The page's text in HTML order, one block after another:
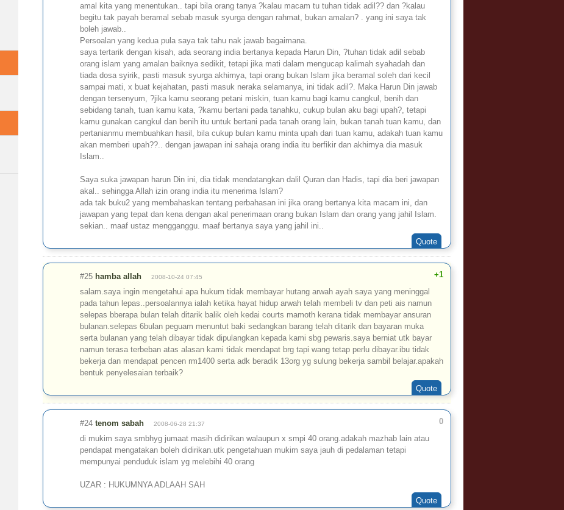
amal kita yang menentukan.. tapi bila orang tanya ?kalau macam tu tuhan tidak adil?? dan ?kalau
begitu tak payah beramal sebab masuk syurga dengan rahmat, bukan amalan? . yang ini saya tak
boleh jawab..
Persoalan yang kedua pula saya tak tahu nak jawab bagaimana.
saya tertarik dengan kisah, ada seorang india bertanya kepada Harun Din, ?tuhan tidak adil sebab
orang islam yang amalan baiknya sedikit, tetapi jika mati dalam mengucap kalimah syahadah dan
tiada dosa syirik, pasti masuk syurga akhirnya, tapi orang bukan Islam jika beramal soleh dari kecil
sampai mati, x buat kejahatan, pasti masuk neraka selamanya, ini tidak adil?. Maka Harun Din jawab
dengan tersenyum, ?jika kamu seorang petani miskin, tuan kamu bagi kamu cangkul, benih dan
sebidang tanah, tuan kamu kata, ?kamu bertani pada tanahku, cukup bulan aku bagi upah?, tetapi
kamu gunakan cangkul dan benih itu untuk bertani pada tanah orang lain, bukan tanah tuan kamu, dan
pertanianmu membuahkan hasil, bila cukup bulan kamu minta upah dari tuan kamu, adakah tuan kamu
akan memberi upah??.. dengan jawapan ini sahaja orang india itu berfikir dan akhirnya dia masuk
Islam..
Saya suka jawapan harun Din ini, dia tidak mendatangkan dalil Quran dan Hadis, tapi dia beri jawapan
akal.. sehingga Allah izin orang india itu menerima Islam?
ada tak buku2 yang membahaskan tentang perbahasan ini jika orang bertanya kita macam ini, dan
jawapan yang tepat dan kena dengan akal penerimaan orang bukan Islam dan orang yang jahil Islam.
sekian.. maaf ustaz mengganggu. maaf bertanya saya yang jahil ini..
Quote
+1
#25 hamba allah 2008-10-24 07:45
salam.saya ingin mengetahui apa hukum tidak membayar hutang arwah ayah saya yang meninggal
pada tahun lepas..persoalannya ialah ketika hayat hidup arwah telah membeli tv dan peti ais namun
selepas bberapa bulan telah ditarik balik oleh kedai courts mamoth kerana tidak membayar ansuran
bulanan.selepas 6bulan peguam menuntut baki sedangkan barang telah ditarik dan bayaran muka
serta bulanan yang telah dibayar tidak dipulangkan kepada kami sbg pewaris.saya berniat utk bayar
namun terasa terbeban atas alasan kami tidak mendapat brg tapi wang tetap perlu dibayar.ibu tidak
bekerja dan mendapat pencen rm1400 serta adk beradik 13org yg sulung bekerja sambil belajar.apakah
bentuk penyelesaian terbaik?
Quote
0
#24 tenom sabah 2008-06-28 21:37
di mukim saya smbhyg jumaat masih didirikan walaupun x smpi 40 orang.adakah mazhab lain atau
pendapat mengatakan boleh didirikan.utk pengetahuan mukim saya jauh di pedalaman tetapi
mempunyai penduduk islam yg melebihi 40 orang
UZAR : HUKUMNYA ADLAAH SAH
Quote